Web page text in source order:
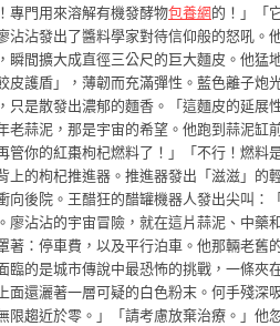
專門用來溶解有機發酵物包養網的！」「
沾沾發出了醬料學家對待信仰般的怒吼。
瞬間擴大成直徑三公尺的巨大麵皮。他猛
皮護盾」，薄韌而充滿彈性。藍色離子
只是散發出濃郁的麵香。「這麵皮的延
老蒜泥，那是宇宙的希望。他跑到蒜泥
管你的紅棗枸杞燃料了！」「不行！燃料
上的枸杞推進器。推進器發出「滋滋」
向後院。王醋狂的醋罐機器人發出尖叫
廖沾沾的宇宙冒險，就在這片蒜泥、中藥
著：停車費，以及平行泊車。他那輛老舊
臨的是城市傳說中最恐怖的挑戰，一條夾
面還灑著一層可疑的白色粉末。何手殘深
限趨近於零。」「請考慮放棄治療。」